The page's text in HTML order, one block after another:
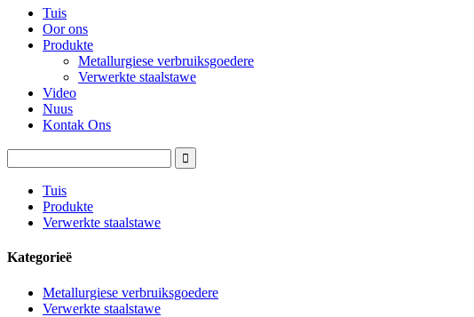
Tuis
Oor ons
Produkte
Metallurgiese verbruiksgoedere
Verwerkte staalstawe
Video
Nuus
Kontak Ons
Tuis
Produkte
Verwerkte staalstawe
Kategorieë
Metallurgiese verbruiksgoedere
Verwerkte staalstawe